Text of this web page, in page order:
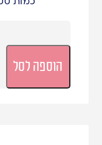
הוספה לסל